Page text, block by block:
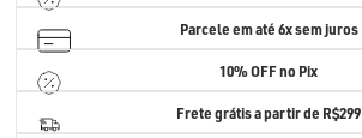
Parcele em até6x sem juros
10% OFF no Pix
Frete grátis a partir de R$299